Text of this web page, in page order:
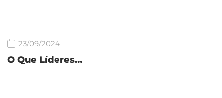
23/09/2024
O Que Líderes…